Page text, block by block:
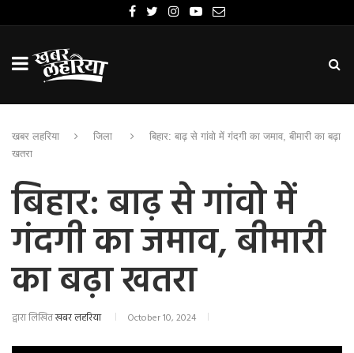
खबर लहरिया जिला
बिहार: बाढ़ से गांवो में गंदगी का जमाव, बीमारी का बढ़ा
खतरा
बिहार: बाढ़ से गांवो में
गंदगी का जमाव, बीमारी
का बढ़ा खतरा
द्वारा लिखितखबर लहरिया October 10, 2024